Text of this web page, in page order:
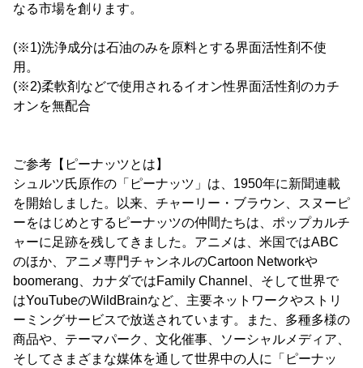
なる市場を創ります。
(※1)洗浄成分は石油のみを原料とする界面活性剤不使
用。
(※2)柔軟剤などで使用されるイオン性界面活性剤のカチ
オンを無配合
ご参考【ピーナッツとは】
シュルツ氏原作の「ピーナッツ」は、1950年に新聞連載
を開始しました。以来、チャーリー・ブラウン、スヌーピ
ーをはじめとするピーナッツの仲間たちは、ポップカルチ
ャーに足跡を残してきました。アニメは、米国ではABC
のほか、アニメ専門チャンネルのCartoon Networkや
boomerang、カナダではFamily Channel、そして世界で
はYouTubeのWildBrainなど、主要ネットワークやストリ
ーミングサービスで放送されています。また、多種多様の
商品や、テーマパーク、文化催事、ソーシャルメディア、
そしてさまざまな媒体を通して世界中の人に「ピーナッ